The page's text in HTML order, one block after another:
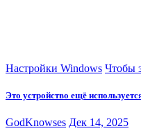
Настройки Windows Чтобы
Это устройство ещё
GodKnowses Дек 14, 2025